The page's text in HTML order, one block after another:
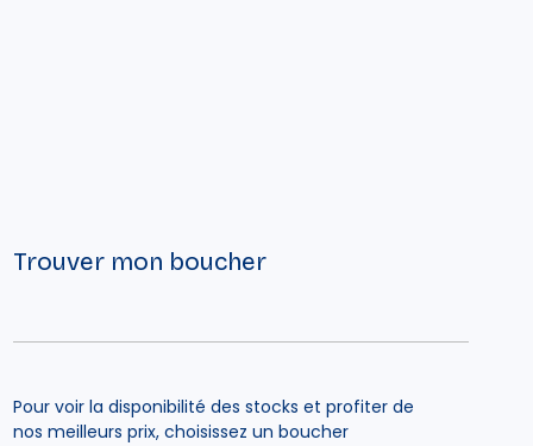
Trouver mon boucher
Pour voir la disponibilité des stocks et profiter de
nos meilleurs prix, choisissez un boucher